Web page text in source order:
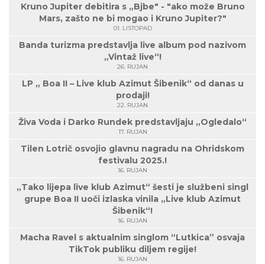
Kruno Jupiter debitira s „Bjbe" - "ako može Bruno
Mars, zašto ne bi mogao i Kruno Jupiter?"
01. LISTOPAD
Banda turizma predstavlja live album pod nazivom
„Vintaž live“!
26. RUJAN
LP „ Boa II – Live klub Azimut Šibenik“ od danas u
prodaji!
22. RUJAN
Živa Voda i Darko Rundek predstavljaju „Ogledalo“
17. RUJAN
Tilen Lotrič osvojio glavnu nagradu na Ohridskom
festivalu 2025.!
16. RUJAN
„Tako lijepa live klub Azimut“ šesti je službeni singl
grupe Boa II uoči izlaska vinila „Live klub Azimut
Šibenik“!
16. RUJAN
Macha Ravel s aktualnim singlom “Lutkica” osvaja
TikTok publiku diljem regije!
16. RUJAN